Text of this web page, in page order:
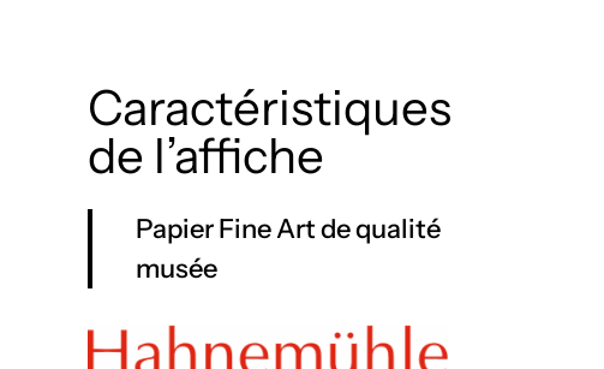
Caractéristiques
de l’affiche
Papier Fine Art de qualité
musée